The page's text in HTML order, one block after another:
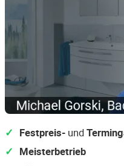
Festpreis- und
Meisterbetrieb